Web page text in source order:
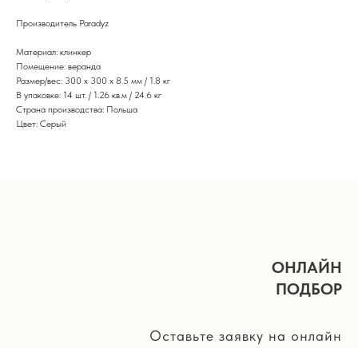
Производитель Paradyz
Материал: клинкер
Помещение: веранда
Размер/вес: 300 x 300 x 8.5 мм / 1.8 кг
В упаковке: 14 шт. / 1.26 кв.м / 24.6 кг
Страна производства: Польша
Цвет: Серый
ОНЛАЙН
ПОДБОР
Оставьте заявку на онлайн